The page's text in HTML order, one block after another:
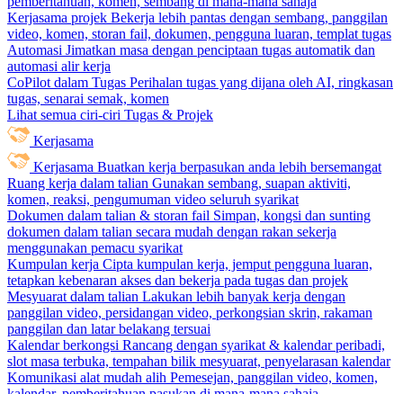
Kerjasama projek Bekerja lebih pantas dengan sembang, panggilan
video, komen, storan fail, dokumen, pengguna luaran, templat tugas
Automasi Jimatkan masa dengan penciptaan tugas automatik dan
automasi alir kerja
CoPilot dalam Tugas Perihalan tugas yang dijana oleh AI, ringkasan
tugas, senarai semak, komen
Lihat semua ciri-ciri Tugas & Projek
Kerjasama
Kerjasama Buatkan kerja berpasukan anda lebih bersemangat
Ruang kerja dalam talian Gunakan sembang, suapan aktiviti,
komen, reaksi, pengumuman video seluruh syarikat
Dokumen dalam talian & storan fail Simpan, kongsi dan sunting
dokumen dalam talian secara mudah dengan rakan sekerja
menggunakan pemacu syarikat
Kumpulan kerja Cipta kumpulan kerja, jemput pengguna luaran,
tetapkan kebenaran akses dan bekerja pada tugas dan projek
Mesyuarat dalam talian Lakukan lebih banyak kerja dengan
panggilan video, persidangan video, perkongsian skrin, rakaman
panggilan dan latar belakang tersuai
Kalendar berkongsi Rancang dengan syarikat & kalendar peribadi,
slot masa terbuka, tempahan bilik mesyuarat, penyelarasan kalendar
Komunikasi alat mudah alih Pemesejan, panggilan video, komen,